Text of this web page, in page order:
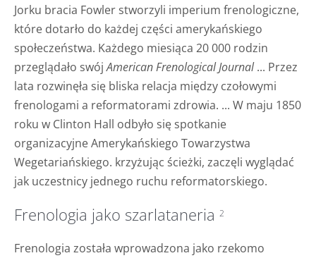
Jorku bracia Fowler stworzyli imperium frenologiczne,
które dotarło do każdej części amerykańskiego
społeczeństwa. Każdego miesiąca 20 000 rodzin
przeglądało swójAmerican Frenological Journal... Przez
lata rozwinęła się bliska relacja między czołowymi
frenologami a reformatorami zdrowia. ... W maju 1850
roku w Clinton Hall odbyło się spotkanie
organizacyjne Amerykańskiego Towarzystwa
Wegetariańskiego. krzyżując ścieżki, zaczęli wyglądać
jak uczestnicy jednego ruchu reformatorskiego.
Frenologia jako szarlataneria 2
Frenologia została wprowadzona jako rzekomo